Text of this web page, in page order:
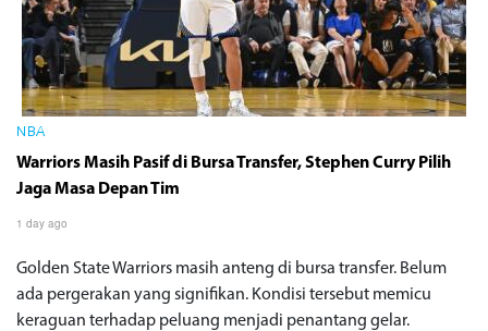
NBA
Warriors Masih Pasif di Bursa Transfer, Stephen Curry Pilih
Jaga Masa Depan Tim
1 day ago
Golden State Warriors masih anteng di bursa transfer. Belum
ada pergerakan yang signifikan. Kondisi tersebut memicu
keraguan terhadap peluang menjadi penantang gelar.